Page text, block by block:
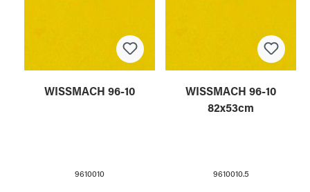
WISSMACH 96-10
9610010
WISSMACH 96-10
82x53cm
9610010.5